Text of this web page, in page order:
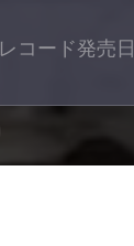
レコード発売日